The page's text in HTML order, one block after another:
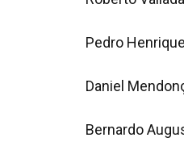
Pedro
Daniel
Bernardo